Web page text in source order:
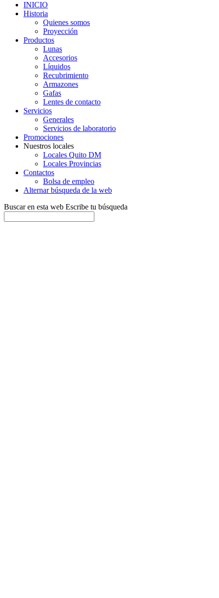
INICIO
Historia
Quienes somos
Proyección
Productos
Lunas
Accesorios
Líquidos
Recubrimiento
Armazones
Gafas
Lentes de contacto
Servicios
Generales
Servicios de laboratorio
Promociones
Nuestros locales
Locales Quito DM
Locales Provincias
Contactos
Bolsa de empleo
Alternar búsqueda de la web
Buscar en esta web Escribe tu búsqueda